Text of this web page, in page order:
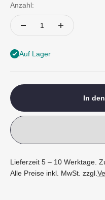
Anzahl:
Auf Lager
In
Lieferzeit 5 – 10 Werktage.
Alle Preise inkl. MwSt. zzgl.